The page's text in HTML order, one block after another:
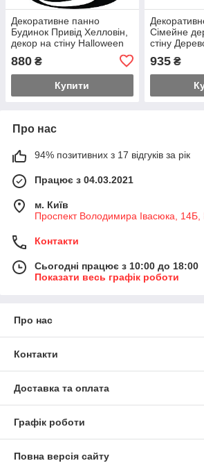
Декоративне панно
Будинок Привід Хелловін,
декор на стіну Halloween
880 ₴
Купити
Сімейне
стіну
935₴
Про нас
94% позитивних з 17 відгуків за рік
Працює з 04.03.2021
м. Київ
Проспект Володимира Івасюка, 14Б,
Контакти
Сьогодні працює з 10:00 до 18:00
Показати весь графік роботи
Про нас
Контакти
Доставка та оплата
Графік роботи
Повна версія сайту